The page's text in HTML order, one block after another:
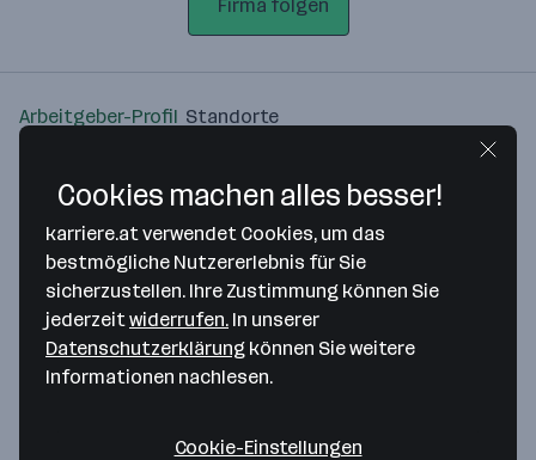
Firma folgen
Arbeitgeber-Profil Standorte
Bitte stimme unseren Cookie-
Richtlinien zu, um diese Karte
anzuzeigen.
Cookies machen alles besser!
karriere.at verwendet Cookies, um das
bestmögliche Nutzererlebnis für Sie
sicherzustellen. Ihre Zustimmung können Sie
jederzeitwiderrufen. In unserer
Datenschutzerklärung können Sie weitere
Informationen nachlesen.
Cookie-Einstellungen